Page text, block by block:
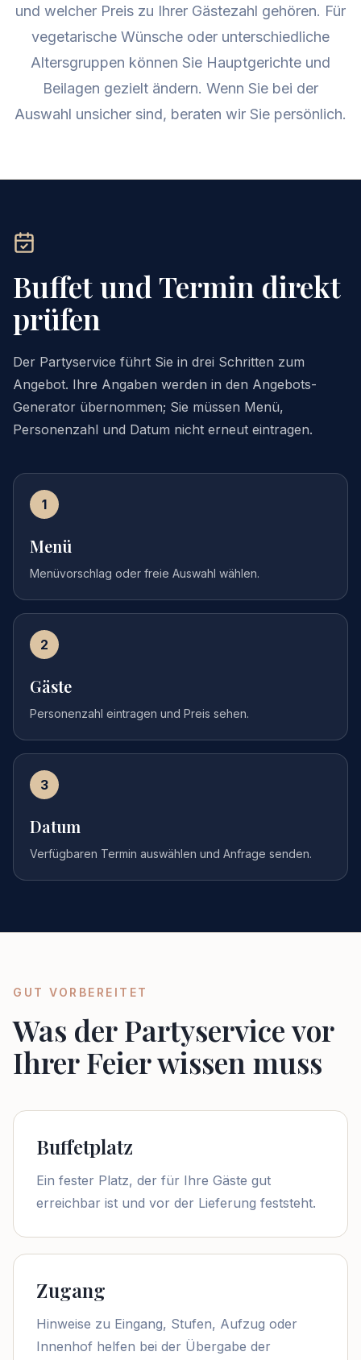
und welcher Preis zu Ihrer Gästezahl gehören. Für
vegetarische Wünsche oder unterschiedliche
Altersgruppen können Sie Hauptgerichte und
Beilagen gezielt ändern. Wenn Sie bei der
Auswahl unsicher sind, beraten wir Sie persönlich.
Buffet und Termin direkt
prüfen
Der Partyservice führt Sie in drei Schritten zum
Angebot. Ihre Angaben werden in den Angebots-
Generator übernommen; Sie müssen Menü,
Personenzahl und Datum nicht erneut eintragen.
1
Menü
Menüvorschlag oder freie Auswahl wählen.
2
Gäste
Personenzahl eintragen und Preis sehen.
3
Datum
Verfügbaren Termin auswählen und Anfrage senden.
GUT VORBEREITET
Was der Partyservice vor
Ihrer Feier wissen muss
Buffetplatz
Ein fester Platz, der für Ihre Gäste gut
erreichbar ist und vor der Lieferung feststeht.
Zugang
Hinweise zu Eingang, Stufen, Aufzug oder
Innenhof helfen bei der Übergabe der